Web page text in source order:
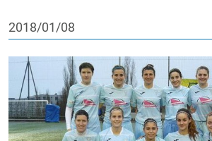
2018/01/08